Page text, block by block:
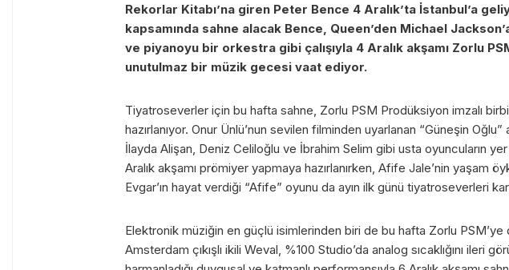
Rekorlar Kitabı’na giren Peter Bence 4 Aralık’ta İstanbul’a
kapsamında sahne alacak Bence, Queen’den Michael
ve piyanoyu bir orkestra gibi çalışıyla 4 Aralık akşamı Zorlu
unutulmaz bir müzik gecesi vaat ediyor.
Tiyatroseverler için bu hafta sahne, Zorlu PSM Prodüksiyon imzalı
hazırlanıyor. Onur Ünlü’nun sevilen filminden uyarlanan “Güneşin
İlayda Alişan, Deniz Celiloğlu ve İbrahim Selim gibi usta oyuncuların
Aralık akşamı prömiyer yapmaya hazırlanırken, Afife Jale’nin yaşam
Evgar’ın hayat verdiği “Afife” oyunu da ayın ilk günü tiyatroseverleri
Elektronik müziğin en güçlü isimlerinden biri de bu hafta Zorlu
Amsterdam çıkışlı ikili Weval, %100 Studio’da analog sıcaklığını ileri